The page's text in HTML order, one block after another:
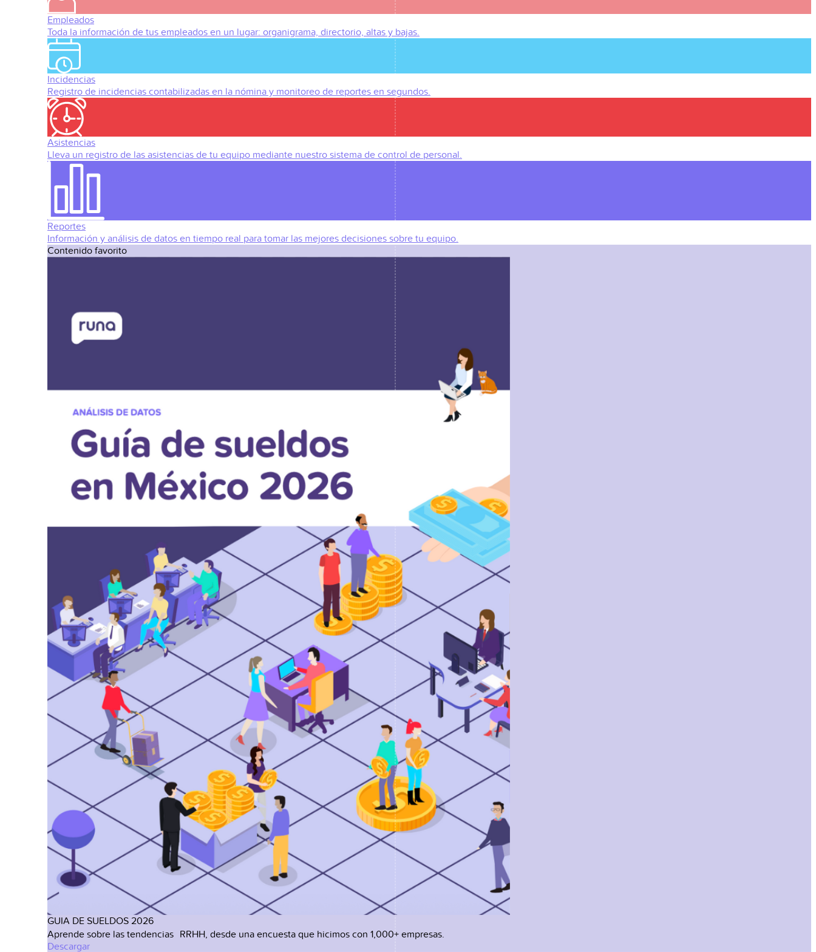
Empleados
Toda la información de tus empleados en un lugar: organigrama, directorio, altas y bajas.
Incidencias
Registro de incidencias contabilizadas en la nómina y monitoreo de reportes en segundos.
Asistencias
Lleva un registro de las asistencias de tu equipo mediante nuestro sistema de control de personal.
Reportes
Información y análisis de datos en tiempo real para tomar las mejores decisiones sobre tu equipo.
Contenido favorito
GUIA DE SUELDOS 2026
Aprende sobre las tendencias RRHH, desde una encuesta que hicimos con 1,000+ empresas.
Descargar